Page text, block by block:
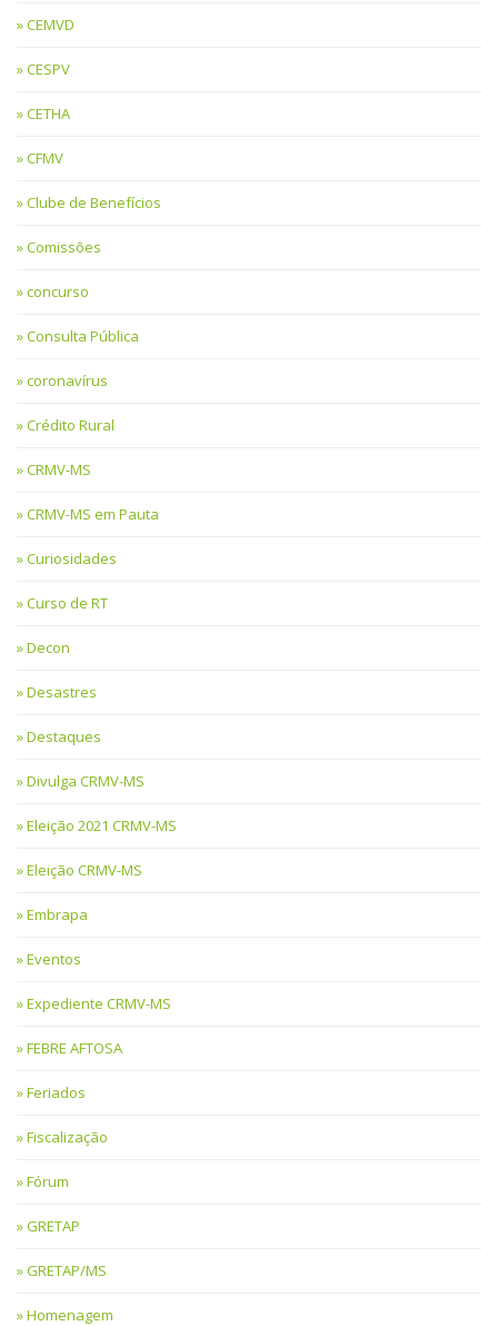
CEMVD
CESPV
CETHA
CFMV
Clube de Benefícios
Comissões
concurso
Consulta Pública
coronavírus
Crédito Rural
CRMV-MS
CRMV-MS em Pauta
Curiosidades
Curso de RT
Decon
Desastres
Destaques
Divulga CRMV-MS
Eleição 2021 CRMV-MS
Eleição CRMV-MS
Embrapa
Eventos
Expediente CRMV-MS
FEBRE AFTOSA
Feriados
Fiscalização
Fórum
GRETAP
GRETAP/MS
Homenagem